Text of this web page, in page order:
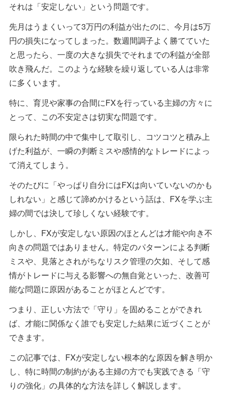
それは「安定しない」という問題です。
先月はうまくいって3万円の利益が出たのに、今月は5万
円の損失になってしまった。数週間調子よく勝てていた
と思ったら、一度の大きな損失でそれまでの利益が全部
吹き飛んだ。このような経験を繰り返している人は非常
に多くいます。
特に、育児や家事の合間にFXを行っている主婦の方々に
とって、この不安定さは切実な問題です。
限られた時間の中で集中して取引し、コツコツと積み上
げた利益が、一瞬の判断ミスや感情的なトレードによっ
て消えてしまう。
そのたびに「やっぱり自分にはFXは向いていないのかも
しれない」と感じて諦めかけるという話は、FXを学ぶ主
婦の間では決して珍しくない経験です。
しかし、FXが安定しない原因のほとんどは才能や向き不
向きの問題ではありません。特定のパターンによる判断
ミスや、見落とされがちなリスク管理の欠如、そして感
情がトレードに与える影響への無自覚といった、改善可
能な問題に原因があることがほとんどです。
つまり、正しい方法で「守り」を固めることができれ
ば、才能に関係なく誰でも安定した結果に近づくことが
できます。
この記事では、FXが安定しない根本的な原因を解き明か
し、特に時間の制約がある主婦の方でも実践できる「守
りの強化」の具体的な方法を詳しく解説します。